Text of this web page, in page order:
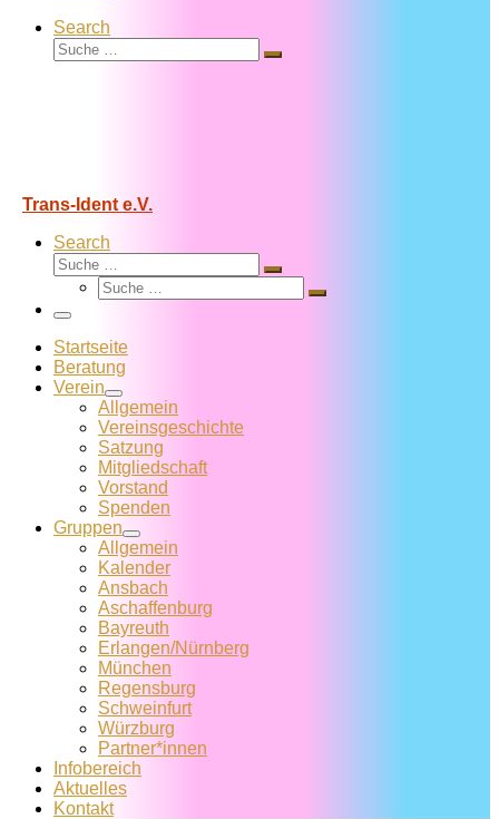
Search
Suche
Suche
Trans-Ident e.V.
Search
Suche
Suche
Suche
Suche
Menü
Startseite
Beratung
Verein
Allgemein
Vereins­geschichte
Satzung
Mitglied­schaft
Vorstand
Spenden
Gruppen
Allgemein
Kalender
Ansbach
Aschaffenburg
Bayreuth
Erlangen/Nürnberg
München
Regensburg
Schweinfurt
Würzburg
Partner*innen
Infobereich
Aktuelles
Kontakt